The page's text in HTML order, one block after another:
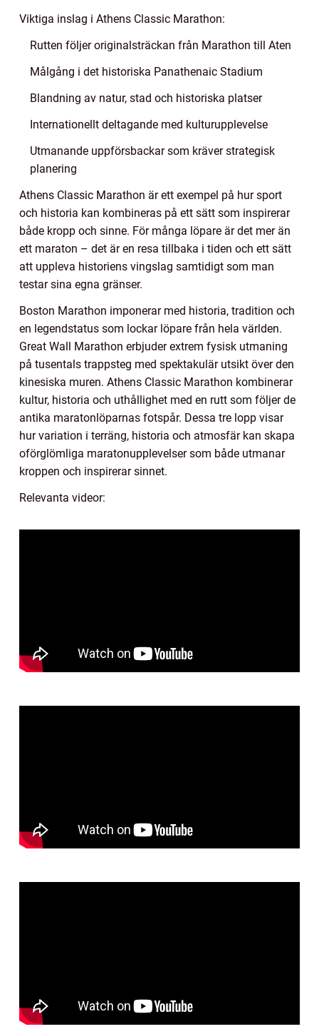
Viktiga inslag i Athens Classic Marathon:
Rutten följer originalsträckan från Marathon till Aten
Målgång i det historiska Panathenaic Stadium
Blandning av natur, stad och historiska platser
Internationellt deltagande med kulturupplevelse
Utmanande uppförsbackar som kräver strategisk
planering
Athens Classic Marathon är ett exempel på hur sport
och historia kan kombineras på ett sätt som inspirerar
både kropp och sinne. För många löpare är det mer än
ett maraton – det är en resa tillbaka i tiden och ett sätt
att uppleva historiens vingslag samtidigt som man
testar sina egna gränser.
Boston Marathon imponerar med historia, tradition och
en legendstatus som lockar löpare från hela världen.
Great Wall Marathon erbjuder extrem fysisk utmaning
på tusentals trappsteg med spektakulär utsikt över den
kinesiska muren. Athens Classic Marathon kombinerar
kultur, historia och uthållighet med en rutt som följer de
antika maratonlöparnas fotspår. Dessa tre lopp visar
hur variation i terräng, historia och atmosfär kan skapa
oförglömliga maratonupplevelser som både utmanar
kroppen och inspirerar sinnet.
Relevanta videor: